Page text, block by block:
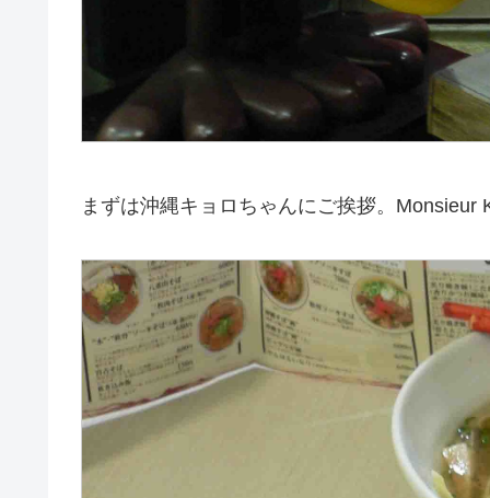
まずは沖縄キョロちゃんにご挨拶。Monsieur